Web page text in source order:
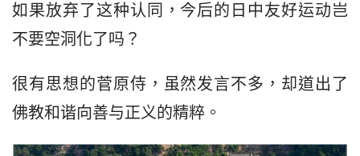
如果放弃了这种认同，今后的日中友好运动岂
不要空洞化了吗？
很有思想的菅原侍，虽然发言不多，却道出了
佛教和谐向善与正义的精粹。